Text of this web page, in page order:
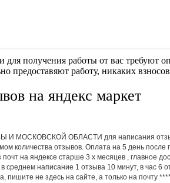
для получения работы от вас требуют
предоставяют работу, никаких взносов
на яндекс маркет
И МОСКОВСКОЙ ОБЛАСТИ для написания
количества отзывов. Оплата на 5 день
на яндексе старше 3 х месяцев , главное
среднем написание 1 отзыва 10 минут, в час 6
пишите не здесь на сайте, а только на почту